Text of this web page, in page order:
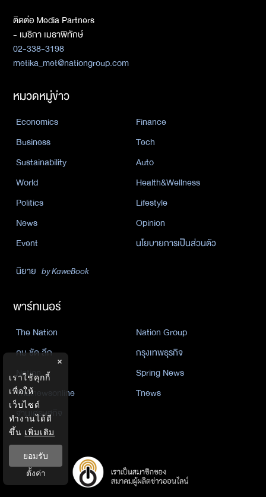
ติดต่อ Media Partners
- เมธิกา เมธาพิทักษ์
02-338-3198
metika_met@nationgroup.com
หมวดหมู่ข่าว
Economics
Finance
Business
Tech
Sustainability
Auto
World
Health&Wellness
Politics
Lifestyle
News
Opinion
Event
นโยบายการเป็นส่วนตัว
นิยาย by KaweBook
พาร์ทเนอร์
The Nation
Nation Group
คม ชัด ลึก
กรุงเทพธุรกิจ
Nation
Spring News
Thainewsonline
Tnews
ฐานเศรษฐกิจ
×
เราใช้คุกกี้
เพื่อให้
เว็บไซต์
ทำงานได้ดี
ขึ้น เพิ่มเติม
ยอมรับ
ตั้งค่า